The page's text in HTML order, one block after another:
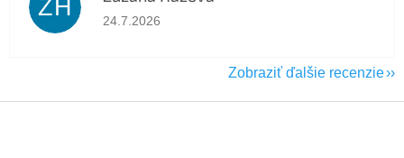
ZH Hodnotenie obchodu je 5 z 5 hviezdičiek.
24.7.2026
Zobraziť ďalšie recenzie